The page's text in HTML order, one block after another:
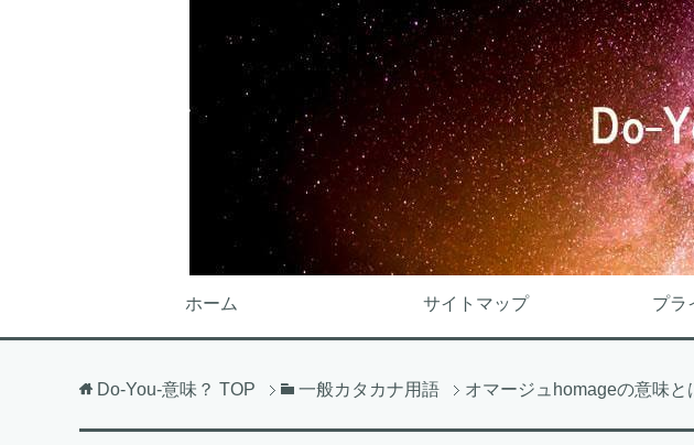
ホーム サイトマップ プラ
Do-You-意味？ TOP 一般カタカナ用語 オマージュhomageの意味